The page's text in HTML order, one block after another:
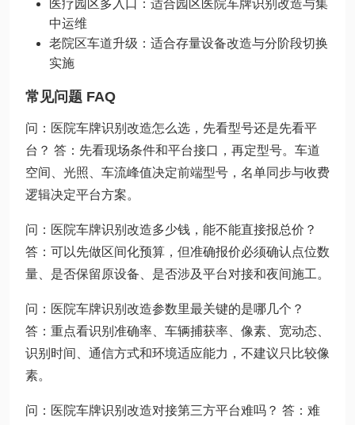
医疗园区多入口：适合园区医院车牌识别改造与集
中运维
老院区车道升级：适合存量设备改造与分阶段切换
实施
常见问题 FAQ
问：医院车牌识别改造怎么选，先看型号还是先看平
台？ 答：先看现场条件和平台接口，再定型号。车道
空间、光照、车流峰值决定前端型号，名单同步与收费
逻辑决定平台方案。
问：医院车牌识别改造多少钱，能不能直接报总价？
答：可以先做区间化预算，但准确报价必须确认点位数
量、是否保留原设备、是否涉及平台对接和夜间施工。
问：医院车牌识别改造参数里最关键的是哪几个？
答：重点看识别准确率、车辆捕获率、像素、宽动态、
识别时间、通信方式和环境适应能力，不建议只比较像
素。
问：医院车牌识别改造对接第三方平台难吗？ 答：难